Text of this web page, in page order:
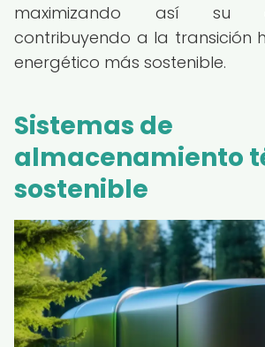
maximizando así su
contribuyendo a la transición
energético más sostenible.
Sistemas de
almacenamiento
sostenible